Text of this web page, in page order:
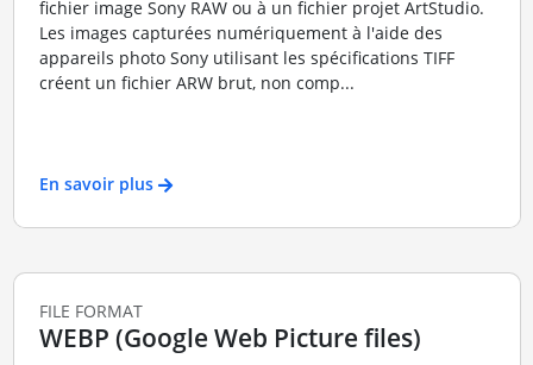
fichier image Sony RAW ou à un fichier projet ArtStudio.
Les images capturées numériquement à l'aide des
appareils photo Sony utilisant les spécifications TIFF
créent un fichier ARW brut, non comp...
En savoir plus
FILE FORMAT
WEBP (Google Web Picture files)